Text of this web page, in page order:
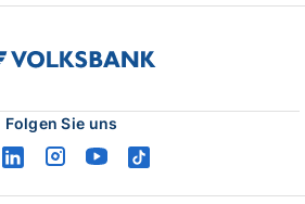
volksbank
Folgen Sie uns
linkedininstagram
youtubetiktok